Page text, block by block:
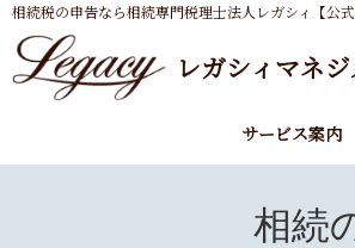
相続税の申告なら相続専門税理士法人レガシィ【公式
レガシィマネ
サービス案内
相続